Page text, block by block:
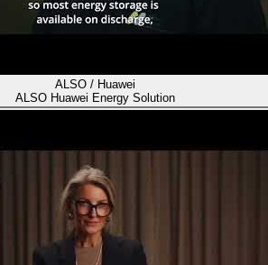
ALSO / Huawei
ALSO Huawei Energy Solution